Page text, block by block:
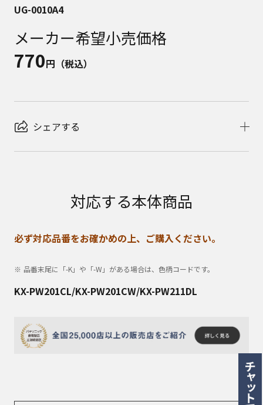
UG-0010A4
メーカー希望小売価格
770円（税込）
シェアする
対応する本体商品
必ず対応品番をお確かめの上、ご購入ください。
品番末尾に「-K」や「-W」がある場合は、色柄コードです。
KX-PW201CL/KX-PW201CW/KX-PW211DL